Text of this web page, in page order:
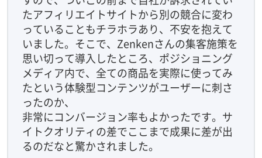
たアフィリエイトサイトから別の競合に変わ
っていることもチラホラあり、不安を抱えて
いました。そこで、Zenkenさんの集客施策を
思い切って導入したところ、ポジショニング
メディア内で、全ての商品を実際に使ってみ
たという体験型コンテンツがユーザーに刺さ
ったのか、
非常にコンバージョン率もよかったです。サ
イトクオリティの差でここまで成果に差が出
るのだなと驚かされました。